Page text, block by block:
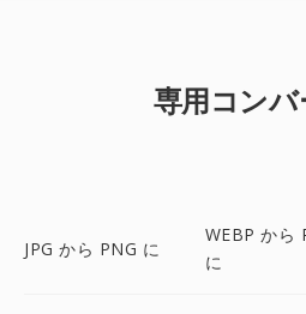
専用コン
JPG から PNG に
WEBP から
に